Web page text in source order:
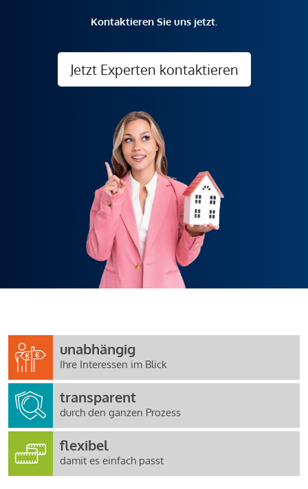
Kontaktieren Sie uns jetzt.
Jetzt Experten kontaktieren
unabhängig
Ihre Interessen im Blick
transparent
durch den ganzen Prozess
flexibel
damit es einfach passt